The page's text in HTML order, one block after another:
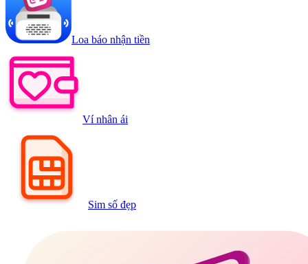
Loa báo nhận tiền
Ví nhân ái
Sim số đẹp